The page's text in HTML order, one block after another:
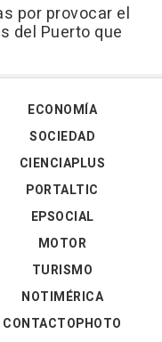
por provocar el
del Puerto que
ECONOMÍA
SOCIEDAD
CIENCIAPLUS
PORTALTIC
EPSOCIAL
MOTOR
TURISMO
NOTIMÉRICA
CONTACTOPHOTO